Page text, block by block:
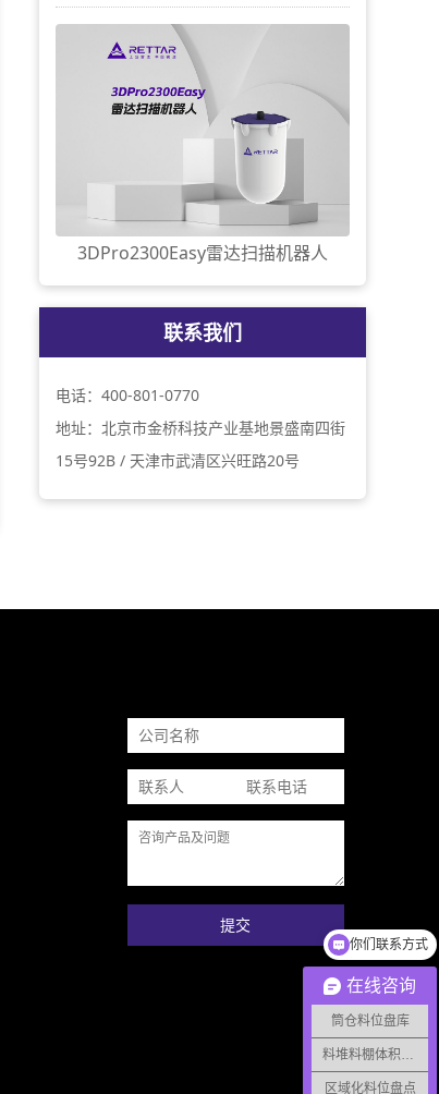
3DPro2300Easy雷达扫描机器人
联系我们
电话：400-801-0770
地址：北京市金桥科技产业基地景盛南四街
15号92B / 天津市武清区兴旺路20号
提交
在线咨询
筒仓料位盘库
料堆料棚体积监测
区域化料位盘点
你们联系方式